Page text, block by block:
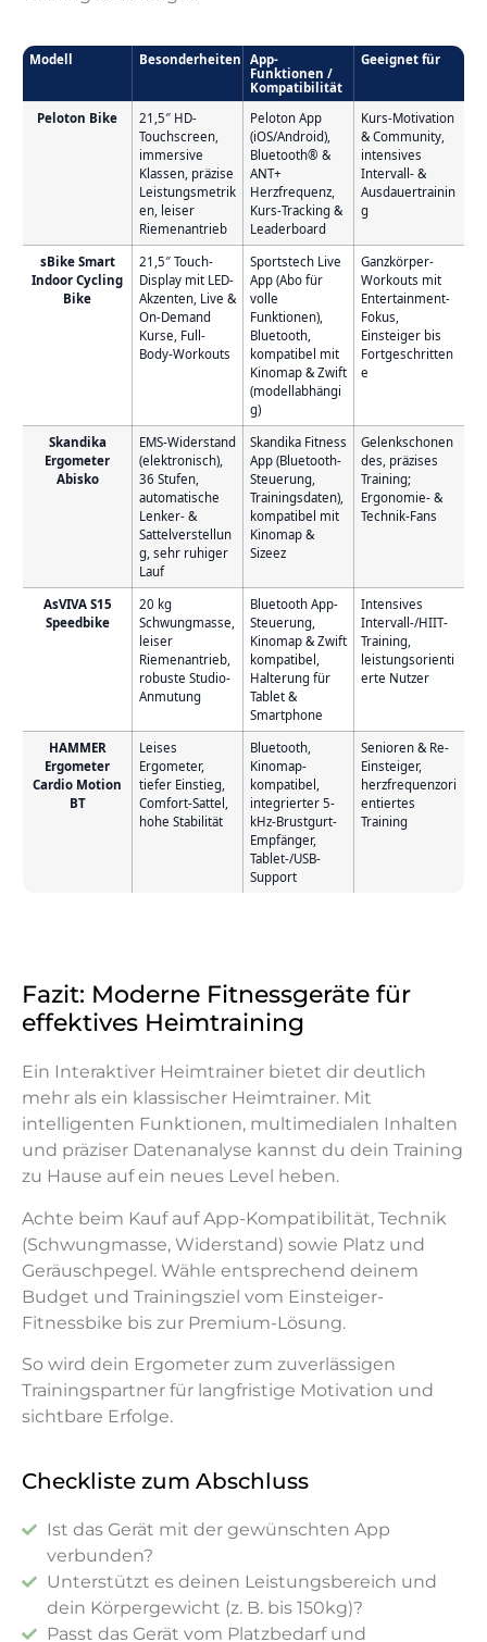
Modell Besonderheiten App-
Funktionen /
Kompatibilität
Geeignet für
Peloton Bike– Modell
21,5″ HD-
Touchscreen,
immersive
Klassen, präzise
Leistungsmetrik
en, leiser
Riemenantrieb
Peloton App
(iOS/Android),
Bluetooth® &
ANT+
Herzfrequenz,
Kurs-Tracking &
Leaderboard
Kurs-Motivation
& Community,
intensives
Intervall- &
Ausdauertrainin
g
sBike Smart
Indoor Cycling
Bike
21,5″ Touch-
Display mit LED-
Akzenten, Live &
On-Demand
Kurse, Full-
Body-Workouts
Sportstech Live
App (Abo für
volle
Funktionen),
Bluetooth,
kompatibel mit
Kinomap & Zwift
(modellabhängi
g)
Ganzkörper-
Workouts mit
Entertainment-
Fokus,
Einsteiger bis
Fortgeschritten
e
Skandika
Ergometer
Abisko
EMS-Widerstand
(elektronisch),
36 Stufen,
automatische
Lenker- &
Sattelverstellun
g, sehr ruhiger
Lauf
Skandika Fitness
App (Bluetooth-
Steuerung,
Trainingsdaten),
kompatibel mit
Kinomap &
Sizeez
Gelenkschonen
des, präzises
Training;
Ergonomie- &
Technik-Fans
AsVIVA S15
Speedbike
20 kg
Schwungmasse,
leiser
Riemenantrieb,
robuste Studio-
Anmutung
Bluetooth App-
Steuerung,
Kinomap & Zwift
kompatibel,
Halterung für
Tablet &
Smartphone
Intensives
Intervall-/HIIT-
Training,
leistungsorienti
erte Nutzer
HAMMER
Ergometer
Cardio Motion
BT
Leises
Ergometer,
tiefer Einstieg,
Comfort-Sattel,
hohe Stabilität
Bluetooth,
Kinomap-
kompatibel,
integrierter 5-
kHz-Brustgurt-
Empfänger,
Tablet-/USB-
Support
Senioren & Re-
Einsteiger,
herzfrequenzori
entiertes
Training
Fazit: Moderne Fitnessgeräte für
effektives Heimtraining
Ein Interaktiver Heimtrainer bietet dir deutlich
mehr als ein klassischer Heimtrainer. Mit
intelligenten Funktionen, multimedialen Inhalten
und präziser Datenanalyse kannst du dein Training
zu Hause auf ein neues Level heben.
Achte beim Kauf auf App-Kompatibilität, Technik
(Schwungmasse, Widerstand) sowie Platz und
Geräuschpegel. Wähle entsprechend deinem
Budget und Trainingsziel vom Einsteiger-
Fitnessbike bis zur Premium-Lösung.
So wird dein Ergometer zum zuverlässigen
Trainingspartner für langfristige Motivation und
sichtbare Erfolge.
Checkliste zum Abschluss
Ist das Gerät mit der gewünschten App
verbunden?
Unterstützt es deinen Leistungsbereich und
dein Körpergewicht (z. B. bis 150kg)?
Passt das Gerät vom Platzbedarf und